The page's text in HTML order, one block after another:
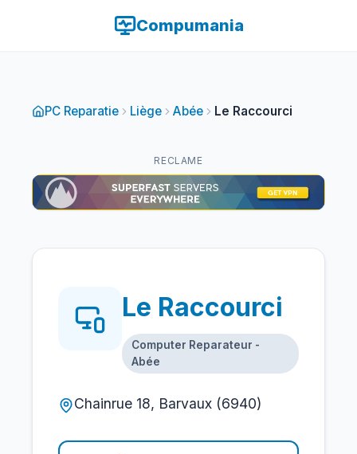
Compumania
PC Reparatie Liège Abée Le Raccourci
RECLAME
Le Raccourci
Computer Reparateur -
Abée
Chainrue 18, Barvaux (6940)